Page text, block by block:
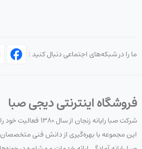
ما را در شبکه‌های اجتماعی دنبال کنید :
فروشگاه اینترنتی دیجی صبا
شرکت صبا رایانه زنجان از سال ۱۳۸۰ فعالیت خود را در زمینه فروش و پشتیبانی تجهیزات کامپیوتری، شبکه و نرم‌افزار آغاز کرده است.
این مجموعه با بهره‌گیری از دانش فنی